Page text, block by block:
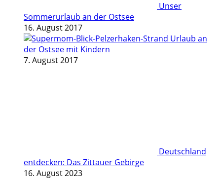
Unser
Sommerurlaub an der Ostsee
16. August 2017
Urlaub an
der Ostsee mit Kindern
7. August 2017
Deutschland
entdecken: Das Zittauer Gebirge
16. August 2023